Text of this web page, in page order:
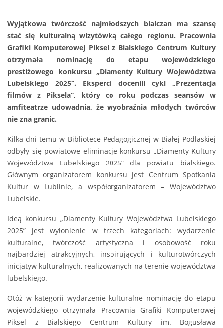
Wyjątkowa twórczość najmłodszych bialczan ma szansę
stać się kulturalną wizytówką całego regionu. Pracownia
Grafiki Komputerowej Piksel z Bialskiego Centrum Kultury
otrzymała nominację do etapu wojewódzkiego
prestiżowego konkursu „Diamenty Kultury Województwa
Lubelskiego 2025”. Eksperci docenili cykl „Prezentacja
filmów z Piksela”, który co roku podczas seansów w
amfiteatrze udowadnia, że wyobraźnia młodych twórców
nie zna granic.
Kilka dni temu w Bibliotece Pedagogicznej w Białej Podlaskiej
odbyły się powiatowe eliminacje konkursu „Diamenty Kultury
Województwa Lubelskiego 2025” dla powiatu bialskiego.
Głównym organizatorem konkursu jest Centrum Spotkania
Kultur w Lublinie, a współorganizatorem – Województwo
Lubelskie.
Ideą konkursu „Diamenty Kultury Województwa Lubelskiego
2025” jest wyłonienie w trzech kategoriach: wydarzenie
kulturalne, twórczość artystyczna i osobowość roku
najbardziej atrakcyjnych, inspirujących i kulturotwórczych
inicjatyw kulturalnych, realizowanych na terenie województwa
lubelskiego.
Otóż w kategorii wydarzenie kulturalne nominację do etapu
wojewódzkiego otrzymała Pracownia Grafiki Komputerowej
Piksel z Bialskiego Centrum Kultury im. Bogusława